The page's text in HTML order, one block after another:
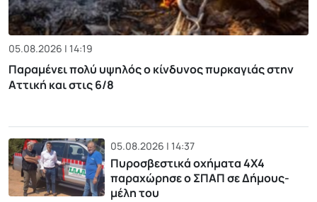
05.08.2026 | 14:19
Παραμένει πολύ υψηλός ο κίνδυνος πυρκαγιάς στην
Αττική και στις 6/8
05.08.2026 | 14:37
Πυροσβεστικά οχήματα 4Χ4
παραχώρησε ο ΣΠΑΠ σε Δήμους-
μέλη του